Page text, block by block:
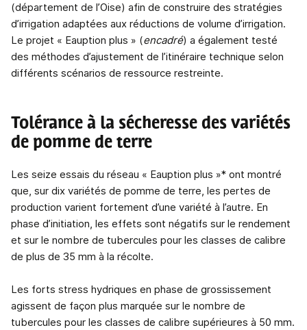
(département de l’Oise) afin de construire des stratégies
d’irrigation adaptées aux réductions de volume d’irrigation.
Le projet « Eauption plus » (encadré) a également testé
des méthodes d’ajustement de l’itinéraire technique selon
différents scénarios de ressource restreinte.
Tolérance à la sécheresse des variétés
de pomme de terre
Les seize essais du réseau « Eauption plus »* ont montré
que, sur dix variétés de pomme de terre, les pertes de
production varient fortement d’une variété à l’autre. En
phase d’initiation, les effets sont négatifs sur le rendement
et sur le nombre de tubercules pour les classes de calibre
de plus de 35 mm à la récolte.
Les forts stress hydriques en phase de grossissement
agissent de façon plus marquée sur le nombre de
tubercules pour les classes de calibre supérieures à 50 mm.